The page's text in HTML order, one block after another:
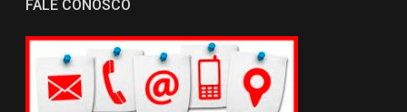
FALE CONOSCO